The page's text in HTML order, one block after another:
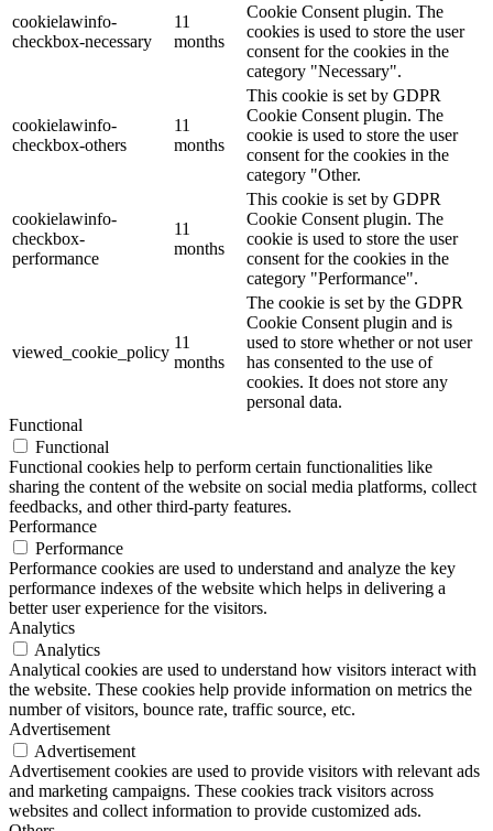
cookielawinfo-
checkbox-necessary
11
months
Cookie Consent plugin. The
cookies is used to store the user
consent for the cookies in the
category "Necessary".
cookielawinfo-
checkbox-others
11
months
This cookie is set by GDPR
Cookie Consent plugin. The
cookie is used to store the user
consent for the cookies in the
category "Other.
cookielawinfo-
checkbox-
performance
11
months
This cookie is set by GDPR
Cookie Consent plugin. The
cookie is used to store the user
consent for the cookies in the
category "Performance".
viewed_cookie_policy
11
months
The cookie is set by the GDPR
Cookie Consent plugin and is
used to store whether or not user
has consented to the use of
cookies. It does not store any
personal data.
Functional
Functional
Functional cookies help to perform certain functionalities like
sharing the content of the website on social media platforms, collect
feedbacks, and other third-party features.
Performance
Performance
Performance cookies are used to understand and analyze the key
performance indexes of the website which helps in delivering a
better user experience for the visitors.
Analytics
Analytics
Analytical cookies are used to understand how visitors interact with
the website. These cookies help provide information on metrics the
number of visitors, bounce rate, traffic source, etc.
Advertisement
Advertisement
Advertisement cookies are used to provide visitors with relevant ads
and marketing campaigns. These cookies track visitors across
websites and collect information to provide customized ads.